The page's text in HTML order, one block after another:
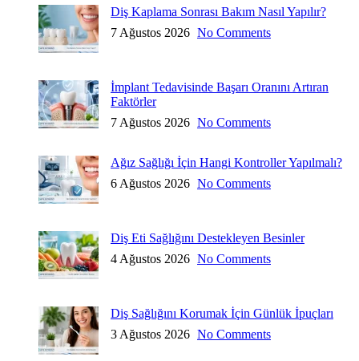
Diş Kaplama Sonrası Bakım Nasıl Yapılır?
7 Ağustos 2026 No Comments
İmplant Tedavisinde Başarı Oranını Artıran
Faktörler
7 Ağustos 2026 No Comments
Ağız Sağlığı İçin Hangi Kontroller Yapılmalı?
6 Ağustos 2026 No Comments
Diş Eti Sağlığını Destekleyen Besinler
4 Ağustos 2026 No Comments
Diş Sağlığını Korumak İçin Günlük İpuçları
3 Ağustos 2026 No Comments